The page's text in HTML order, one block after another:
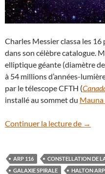
Charles Messier classa les
dans son célèbre catalogue.
elliptique géante (diamètre
à 54 millions d’années-
par le télescope CFTH (
installé au sommet du Mauna
Continuer la lecture de Arp
→
ARP 116 CONSTELLATION DE
GALAXIE SPIRALE
HALTON ARP